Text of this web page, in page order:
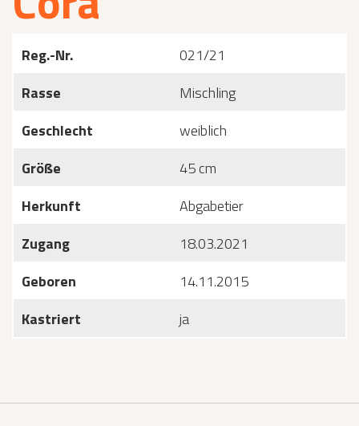
Reg.-Nr.
021/21
Rasse
Mischling
Geschlecht
weiblich
Größe
45 cm
Herkunft
Abgabetier
Zugang
18.03.2021
Geboren
14.11.2015
Kastriert
ja